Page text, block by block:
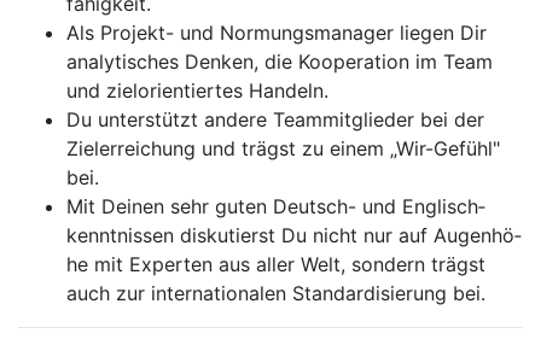
Als Pro­jekt- und Nor­mungs­ma­na­ger lie­gen Dir
ana­ly­ti­sches Den­ken, die Ko­o­pe­ra­ti­on im Team
und ziel­o­ri­en­tier­tes Han­deln.
Du un­ter­stützt an­de­re Team­mit­glie­der bei der
Ziel­er­rei­chung und trägst zu ei­nem „Wir-Ge­fühl"
bei.
Mit Dei­nen sehr gu­ten Deutsch- und Eng­lisch­
kennt­nis­sen dis­ku­tierst Du nicht nur auf Au­gen­hö­
he mit Ex­per­ten aus al­ler Welt, son­dern trägst
auch zur in­ter­na­ti­o­na­len Stan­dar­di­sie­rung bei.